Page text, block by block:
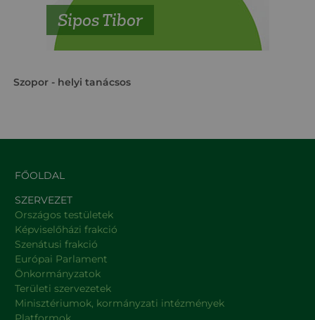
Sipos Tibor
Szopor - helyi tanácsos
FŐOLDAL
SZERVEZET
Országos testületek
Képviselőházi frakció
Szenátusi frakció
Európai Parlament
Önkormányzatok
Területi szervezetek
Minisztériumok, kormányzati intézmények